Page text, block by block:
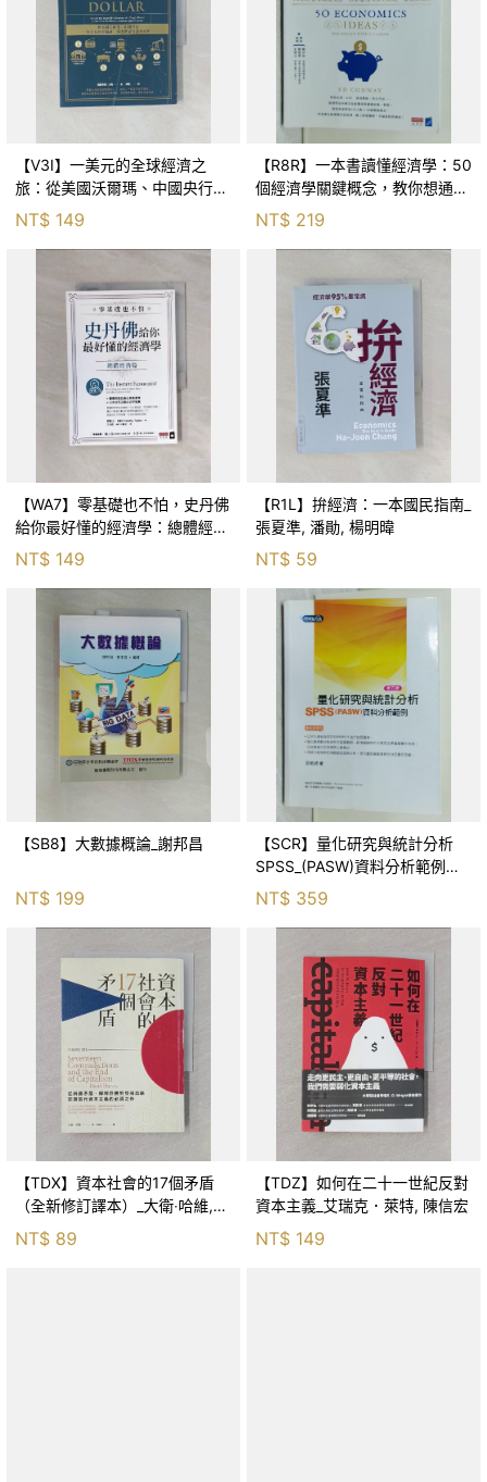
【V3I】一美元的全球經濟之
旅：從美國沃爾瑪、中國央行到
奈及利亞鐵路，洞悉世界的運作
真相_達爾辛妮‧大衛（Dharshini
Davi
NT$ 149
【R8R】一本書讀懂經濟學：50
個經濟學關鍵概念，教你想通商
業的原理、金錢的道理_艾德．
康威, 林雲
NT$ 219
【WA7】零基礎也不怕，史丹佛
給你最好懂的經濟學：總體經濟
NT$ 149
【R1L】拚經濟：一本國民指南_
張夏準, 潘勛, 楊明暐
NT$ 59
【SB8】大數據概論_謝邦昌
NT$ 199
【SCR】量化研究與統計分析
SPSS_(PASW)資料分析範例
_5/e_邱皓政
NT$ 359
【TDX】資本社會的17個矛盾
（全新修訂譯本）_大衛‧哈維,
許瑞宋
NT$ 89
【TDZ】如何在二十一世紀反對
資本主義_艾瑞克．萊特, 陳信宏
NT$ 149